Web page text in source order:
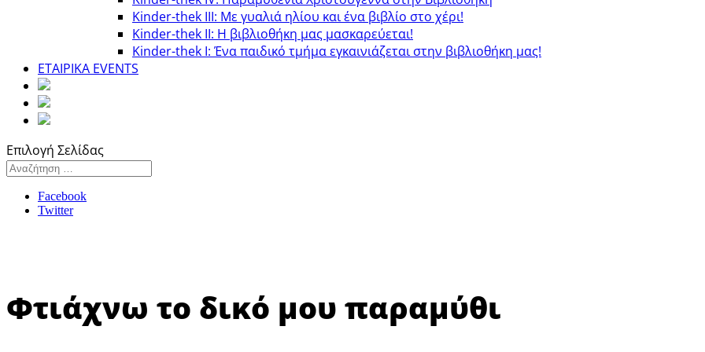
Κinder-thek III: Με γυαλιά ηλίου και ένα βιβλίο στο χέρι!
Κinder-thek II: Η βιβλιοθήκη μας μασκαρεύεται!
Κinder-thek I: Ένα παιδικό τμήμα εγκαινιάζεται στην βιβλιοθήκη μας!
ΕΤΑΙΡΙΚΑ EVENTS
Επιλογή Σελίδας
Facebook
Twitter
Φτιάχνω το δικό μου παραμύθι